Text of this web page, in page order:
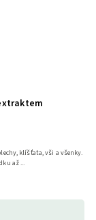
klíšťata, vši a všenky.
až ...